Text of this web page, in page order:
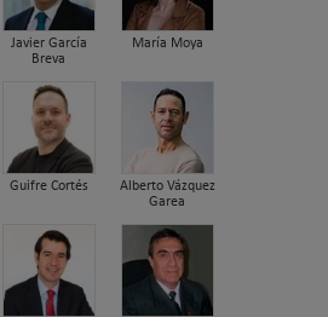
Javier García
Breva
María Moya
Guifre Cortés
Alberto Vázquez
Garea